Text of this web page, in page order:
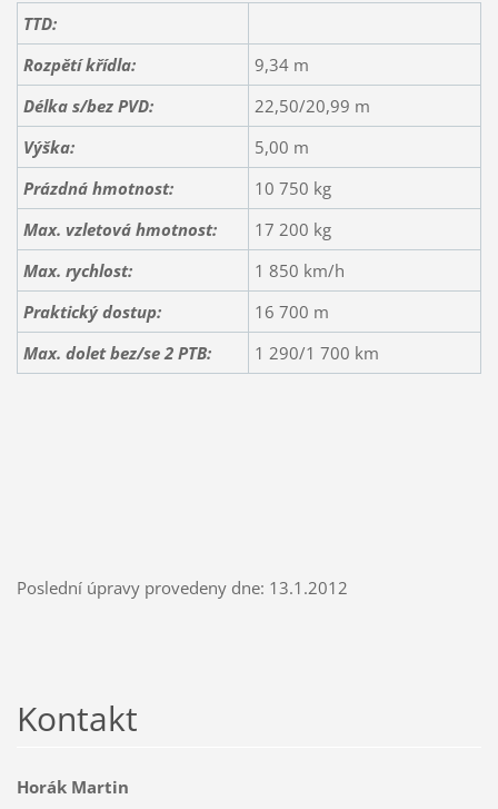
TTD:
Rozpětí křídla:
9,34 m
Délka s/bez PVD:
22,50/20,99 m
Výška:
5,00 m
Prázdná hmotnost:
10 750 kg
Max. vzletová hmotnost:
17 200 kg
Max. rychlost:
1 850 km/h
Praktický dostup:
16 700 m
Max. dolet bez/se 2 PTB:
1 290/1 700 km
Poslední úpravy provedeny dne: 13.1.2012
Kontakt
Horák Martin